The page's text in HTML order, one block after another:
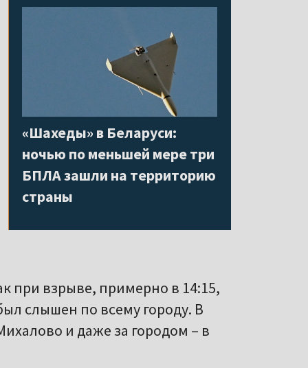
«Шахеды» в Беларуси:
ночью по меньшей мере три
БПЛА зашли на территорию
страны
при взрыве, примерно в 14:15,
слышен по всему городу. В
и даже за городом – в